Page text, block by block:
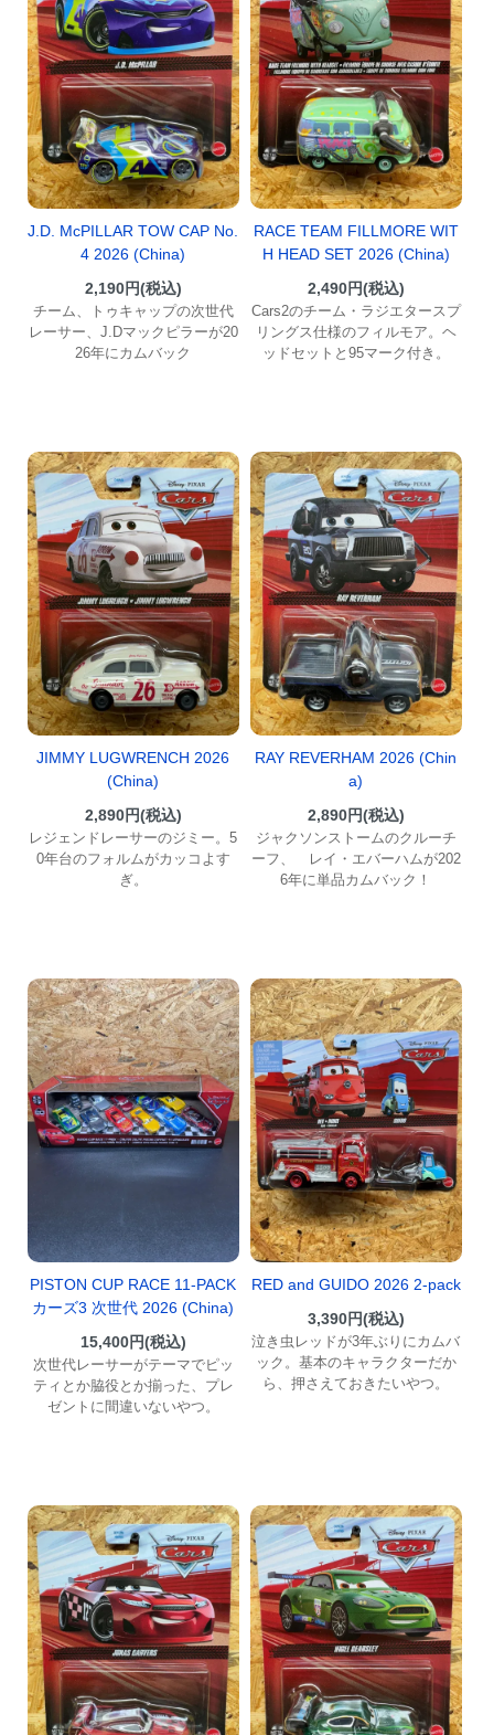
J.D. McPILLAR TOW CAP No.
4 2026 (China)
2,190円(税込)
チーム、トゥキャップの次世代
レーサー、J.Dマックピラーが20
26年にカムバック
RACE TEAM FILLMORE WIT
H HEAD SET 2026 (China)
2,490円(税込)
Cars2のチーム・ラジエタースプ
リングス仕様のフィルモア。ヘ
ッドセットと95マーク付き。
JIMMY LUGWRENCH 2026
(China)
2,890円(税込)
レジェンドレーサーのジミー。5
0年台のフォルムがカッコよす
ぎ。
RAY REVERHAM 2026 (Chin
a)
2,890円(税込)
ジャクソンストームのクルーチ
ーフ、 レイ・エバーハムが202
6年に単品カムバック！
PISTON CUP RACE 11-PACK
カーズ3 次世代 2026 (China)
15,400円(税込)
次世代レーサーがテーマでピッ
ティとか脇役とか揃った、プレ
ゼントに間違いないやつ。
RED and GUIDO 2026 2-pack
3,390円(税込)
泣き虫レッドが3年ぶりにカムバ
ック。基本のキャラクターだか
ら、押さえておきたいやつ。